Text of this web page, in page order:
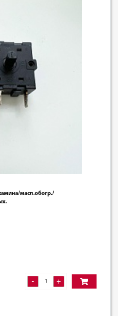
масл.обогр./
- +